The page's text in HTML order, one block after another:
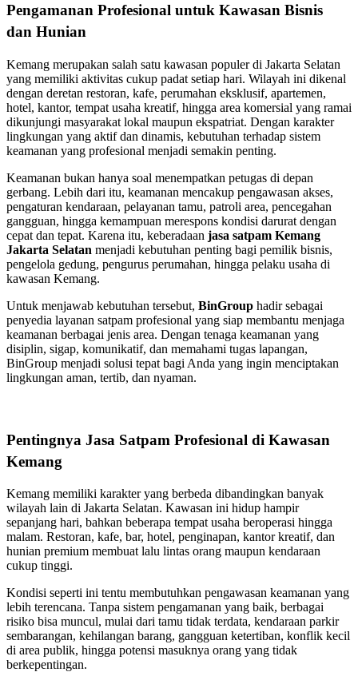
Pengamanan Profesional untuk Kawasan Bisnis
dan Hunian
Kemang merupakan salah satu kawasan populer di Jakarta Selatan
yang memiliki aktivitas cukup padat setiap hari. Wilayah ini dikenal
dengan deretan restoran, kafe, perumahan eksklusif, apartemen,
hotel, kantor, tempat usaha kreatif, hingga area komersial yang ramai
dikunjungi masyarakat lokal maupun ekspatriat. Dengan karakter
lingkungan yang aktif dan dinamis, kebutuhan terhadap sistem
keamanan yang profesional menjadi semakin penting.
Keamanan bukan hanya soal menempatkan petugas di depan
gerbang. Lebih dari itu, keamanan mencakup pengawasan akses,
pengaturan kendaraan, pelayanan tamu, patroli area, pencegahan
gangguan, hingga kemampuan merespons kondisi darurat dengan
cepat dan tepat. Karena itu, keberadaan jasa satpam Kemang
Jakarta Selatan menjadi kebutuhan penting bagi pemilik bisnis,
pengelola gedung, pengurus perumahan, hingga pelaku usaha di
kawasan Kemang.
Untuk menjawab kebutuhan tersebut, BinGroup hadir sebagai
penyedia layanan satpam profesional yang siap membantu menjaga
keamanan berbagai jenis area. Dengan tenaga keamanan yang
disiplin, sigap, komunikatif, dan memahami tugas lapangan,
BinGroup menjadi solusi tepat bagi Anda yang ingin menciptakan
lingkungan aman, tertib, dan nyaman.
Pentingnya Jasa Satpam Profesional di Kawasan
Kemang
Kemang memiliki karakter yang berbeda dibandingkan banyak
wilayah lain di Jakarta Selatan. Kawasan ini hidup hampir
sepanjang hari, bahkan beberapa tempat usaha beroperasi hingga
malam. Restoran, kafe, bar, hotel, penginapan, kantor kreatif, dan
hunian premium membuat lalu lintas orang maupun kendaraan
cukup tinggi.
Kondisi seperti ini tentu membutuhkan pengawasan keamanan yang
lebih terencana. Tanpa sistem pengamanan yang baik, berbagai
risiko bisa muncul, mulai dari tamu tidak terdata, kendaraan parkir
sembarangan, kehilangan barang, gangguan ketertiban, konflik kecil
di area publik, hingga potensi masuknya orang yang tidak
berkepentingan.